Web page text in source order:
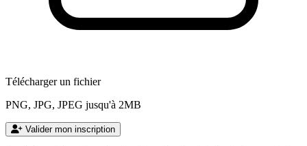
Télécharger un fichier
PNG, JPG, JPEG jusqu'à 2MB
Valider mon inscription